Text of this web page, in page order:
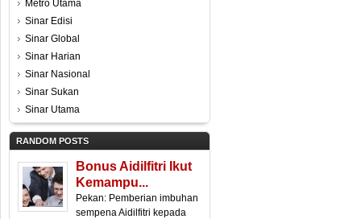
Metro Utama
Sinar Edisi
Sinar Global
Sinar Harian
Sinar Nasional
Sinar Sukan
Sinar Utama
RANDOM POSTS
Bonus Aidilfitri Ikut
Kemampu...
Pekan: Pemberian imbuhan
sempena Aidilfitri kepada